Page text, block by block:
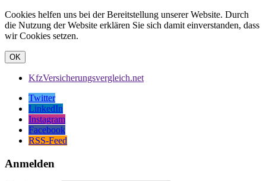
Cookies helfen uns bei der Bereitstellung unserer Website. Durch
die Nutzung der Website erklären Sie sich damit einverstanden, dass
wir Cookies setzen.
OK
KfzVersicherungsvergleich.net
Twitter
LinkedIn
Instagram
Facebook
RSS-Feed
Anmelden